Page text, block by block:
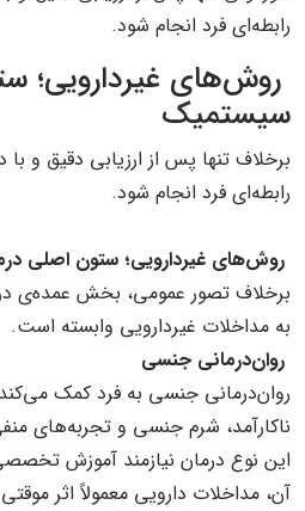
رابطه‌ای فرد انجام شود.
روش‌های غیردارویی؛
سیستمیک
برخلاف تنها پس از ارزیابی دقیق و
رابطه‌ای فرد انجام شود.
روش‌های غیردارویی؛ ستون اصلی
برخلاف تصور عمومی، بخش عمده‌ی
به مداخلات غیردارویی وابسته است.
روان‌درمانی جنسی
روان‌درمانی جنسی به فرد کمک
ناکارآمد، شرم جنسی و تجربه‌های
این نوع درمان نیازمند آموزش
آن، مداخلات دارویی معمولاً اثر